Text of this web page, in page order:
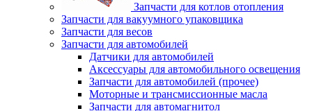
Запчасти для котлов отопления
Запчасти для вакуумного упаковщика
Запчасти для весов
Запчасти для автомобилей
Датчики для автомобилей
Аксессуары для автомобильного освещения
Запчасти для автомобилей (прочее)
Моторные и трансмиссионные масла
Запчасти для автомагнитол